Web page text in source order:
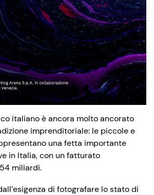
italiano è ancora molto ancorato
imprenditoriale: le piccole e
una fetta importante
in Italia, con un fatturato
miliardi.
di fotografare lo stato di